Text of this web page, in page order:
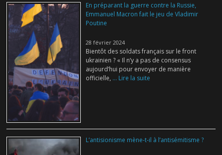
En préparant la guerre contre la Russie,
Emmanuel Macron fait le jeu de Vladimir
Poutine
28 février 2024
Bientôt des soldats français sur le front
ukrainien ? « Il n’y a pas de consensus
aujourd’hui pour envoyer de manière
officielle, ... Lire la suite
L’antisionisme mène-t-il à l’antisémitisme ?